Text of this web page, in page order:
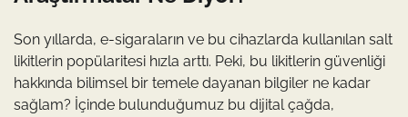
Son yıllarda, e-sigaraların ve bu cihazlarda kullanılan salt
likitlerin popülaritesi hızla arttı. Peki, bu likitlerin güvenliği
hakkında bilimsel bir temele dayanan bilgiler ne kadar
sağlam? İçinde bulunduğumuz bu dijital çağda,